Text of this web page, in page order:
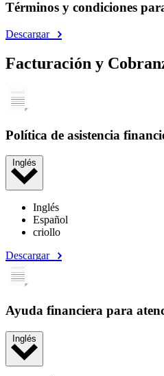
Términos y condiciones
Descargar
Facturación y
Política de asistencia
Inglés
Inglés
Español
criollo
Descargar
Ayuda financiera para
Inglés